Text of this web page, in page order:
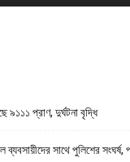
প্রাণ, দুর্ঘটনা বৃদ্ধি
ব্যবসায়ীদের সাথে পুলিশের